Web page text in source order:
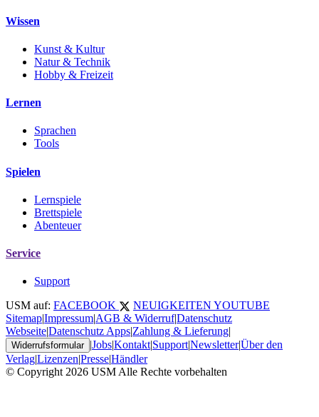
Wissen
Kunst & Kultur
Natur & Technik
Hobby & Freizeit
Lernen
Sprachen
Tools
Spielen
Lernspiele
Brettspiele
Abenteuer
Service
Support
USM auf: FACEBOOK NEUIGKEITEN YOUTUBE
Sitemap|Impressum|AGB & Widerruf|Datenschutz
Webseite|Datenschutz Apps|Zahlung & Lieferung|
Widerrufsformular |Jobs|Kontakt|Support|Newsletter|Über den
Verlag|Lizenzen|Presse|Händler
© Copyright 2026 USM Alle Rechte vorbehalten